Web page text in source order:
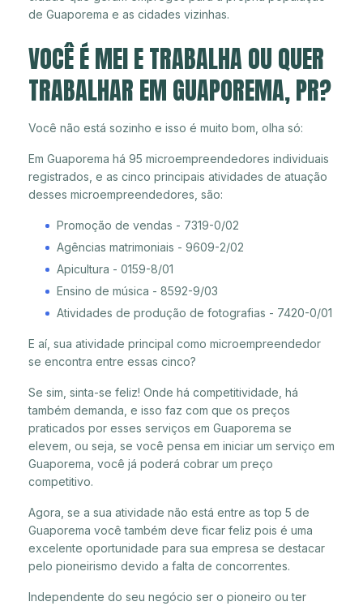
de Guaporema e as cidades vizinhas.
VOCÊ É MEI E TRABALHA OU QUER
TRABALHAR EM GUAPOREMA, PR?
Você não está sozinho e isso é muito bom, olha só:
Em Guaporema há 95 microempreendedores individuais
registrados, e as cinco principais atividades de atuação
desses microempreendedores, são:
Promoção de vendas - 7319-0/02
Agências matrimoniais - 9609-2/02
Apicultura - 0159-8/01
Ensino de música - 8592-9/03
Atividades de produção de fotografias - 7420-0/01
E aí, sua atividade principal como microempreendedor
se encontra entre essas cinco?
Se sim, sinta-se feliz! Onde há competitividade, há
também demanda, e isso faz com que os preços
praticados por esses serviços em Guaporema se
elevem, ou seja, se você pensa em iniciar um serviço em
Guaporema, você já poderá cobrar um preço
competitivo.
Agora, se a sua atividade não está entre as top 5 de
Guaporema você também deve ficar feliz pois é uma
excelente oportunidade para sua empresa se destacar
pelo pioneirismo devido a falta de concorrentes.
Independente do seu negócio ser o pioneiro ou ter